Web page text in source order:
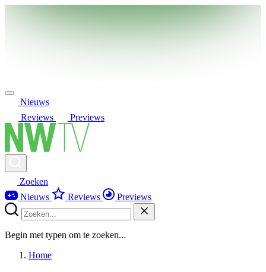
Nieuws
Reviews
Previews
Zoeken
Nieuws
Reviews Previews
Begin met typen om te zoeken...
Home